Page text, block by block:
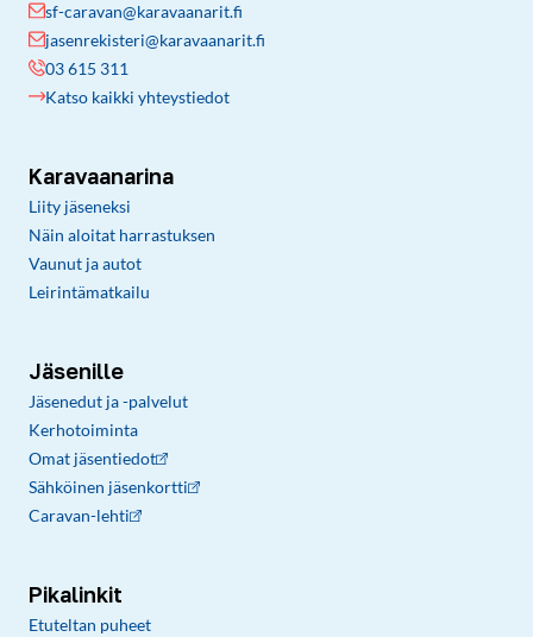
sf-caravan@karavaanarit.fi
jasenrekisteri@karavaanarit.fi
03 615 311
Katso kaikki yhteystiedot
Karavaanarina
Liity jäseneksi
Näin aloitat harrastuksen
Vaunut ja autot
Leirintämatkailu
Jäsenille
Jäsenedut ja -palvelut
Kerhotoiminta
Omat jäsentiedot
Sähköinen jäsenkortti
Caravan-lehti
Pikalinkit
Etuteltan puheet